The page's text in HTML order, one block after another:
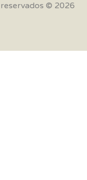
© 2026